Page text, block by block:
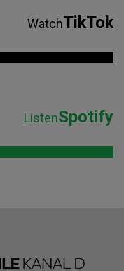
WatchTikTok
ListenSpotify